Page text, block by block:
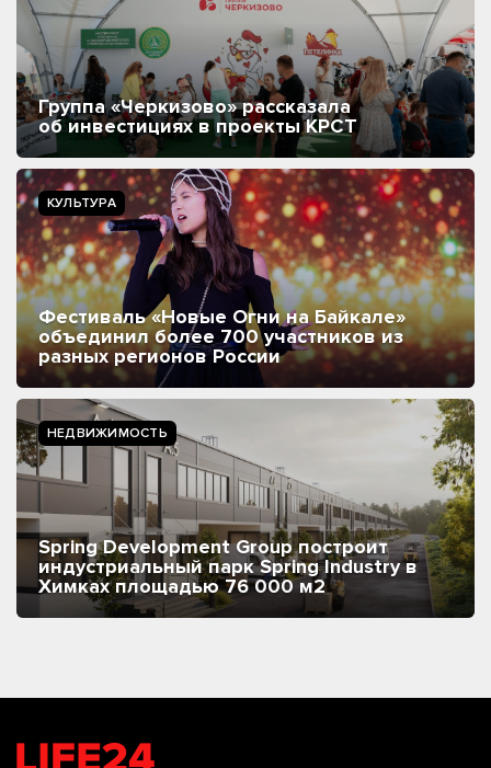
Группа «Черкизово» рассказала
об инвестициях в проекты КРСТ
КУЛЬТУРА
Фестиваль «Новые Огни на Байкале»
объединил более 700 участников из
разных регионов России
НЕДВИЖИМОСТЬ
Spring Development Group построит
индустриальный парк Spring Industry в
Химках площадью 76 000 м2